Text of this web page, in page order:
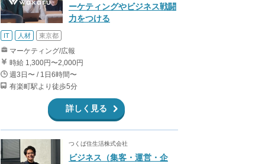
ーケティングやビジネス戦闘
力をつける
IT 人材 東京都
マーケティング/広報
時給 1,300円〜2,000円
週3日〜 / 1日6時間〜
有楽町駅より徒歩5分
詳しく見る
つくば住生活株式会社
ビジネス（集客・運営・企